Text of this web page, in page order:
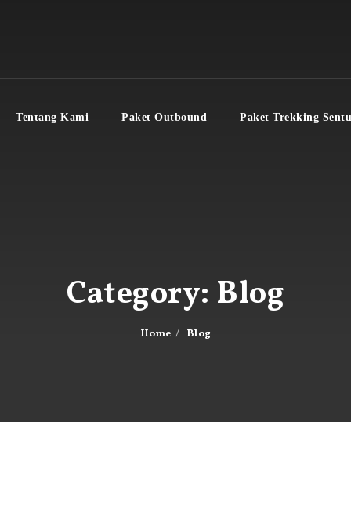
Tentang Kami Paket Outbound Paket Trekking
Category: Blog
Home Blog